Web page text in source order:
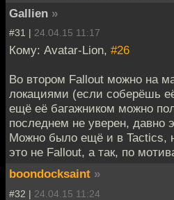
Gallien »
#31 | 24.04.15 11:17
Кому: Avatar-Lion, #26
Во втором Fallout можно на
локациями (если соберёшь
ещё её багажником можно
последнем не уверен, давно
Можно было ещё и в Tactics,
это не Fallout, а так, по
boondocksaint »
#32 | 24.04.15 11:24